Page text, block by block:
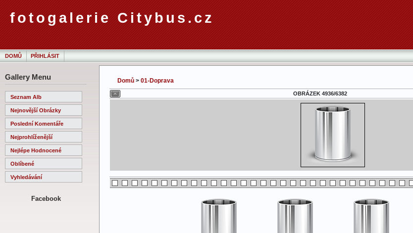
fotogalerie Citybus.cz
DOMŮ PŘIHLÁSIT
Gallery Menu
Seznam Alb
Nejnovější Obrázky
Poslední Komentáře
Nejprohlíženější
Nejlépe Hodnocené
Oblíbené
Vyhledávání
Facebook
Domů > 01-Doprava
OBRÁZEK 4936/6382